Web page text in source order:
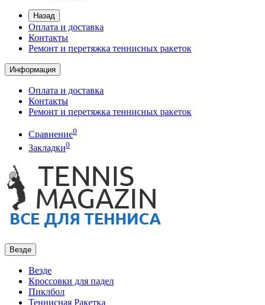
Назад
Оплата и доставка
Контакты
Ремонт и перетяжка теннисных ракеток
Информация
Оплата и доставка
Контакты
Ремонт и перетяжка теннисных ракеток
Сравнение0
Закладки0
Везде
Везде
Кроссовки для падел
Пиклбол
Теннисная Ракетка